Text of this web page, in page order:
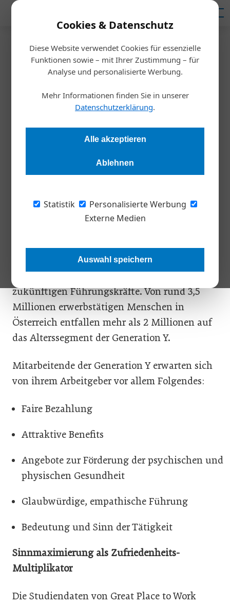
Cookies & Datenschutz
Diese Website verwendet Cookies für essenzielle
Funktionen sowie – mit Ihrer Zustimmung – für
Analyse und personalisierte Werbung.
Mehr Informationen finden Sie in unserer
Datenschutzerklärung.
Alle akzeptieren
Ablehnen
Statistik
Personalisierte Werbung
Externe Medien
Auswahl speichern
Startseite/Meldungen
Für diese Unternehmen wollen
Millennials arbeiten
Diese Arbeitgeber kennen und erfüllen die Wünsche und
Bedürfnisse der Generation Y laut ihren Mitarbeitenden am
Die Generation der Millennials (Menschen
Generation Y bezeichnet, ist die dominierende
Altersgruppe am derzeitigen Arbeitsmarkt –
zukünftigen Führungskräfte. Von rund 3,5
Millionen erwerbstätigen Menschen in
Österreich entfallen mehr als 2 Millionen auf
das Alterssegment der Generation Y.
Mitarbeitende der Generation Y erwarten sich
von ihrem Arbeitgeber vor allem Folgendes:
Faire Bezahlung
Attraktive Benefits
Angebote zur Förderung der psychischen und
physischen Gesundheit
Glaubwürdige, empathische Führung
Bedeutung und Sinn der Tätigkeit
Sinnmaximierung als Zufriedenheits-
Multiplikator
Die Studiendaten von Great Place to Work